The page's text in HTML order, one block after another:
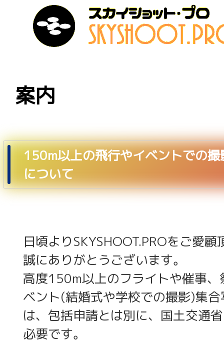
案内
150m以上の飛行やイベントでの
について
日頃よりSKYSHOOT.PROをご愛顧
誠にありがとうございます。
高度150m以上のフライトや催事、
ベント(結婚式や学校での撮影)集
は、包括申請とは別に、国土交通
必要です。